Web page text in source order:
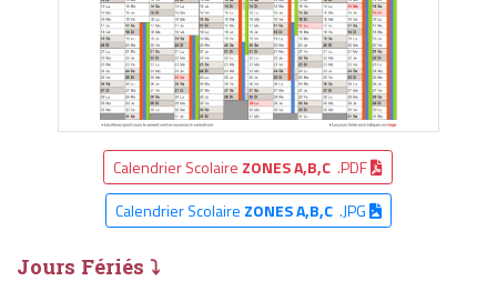
Calendrier Scolaire ZONES A,B,C .PDF
Calendrier Scolaire ZONES A,B,C.JPG
Jours Fériés ⤵